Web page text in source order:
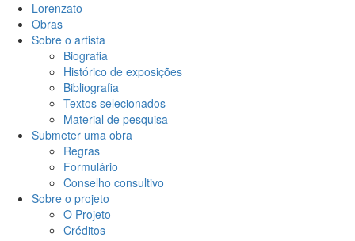
Lorenzato
Obras
Sobre o artista
Biografia
Histórico de exposições
Bibliografia
Textos selecionados
Material de pesquisa
Submeter uma obra
Regras
Formulário
Conselho consultivo
Sobre o projeto
O Projeto
Créditos